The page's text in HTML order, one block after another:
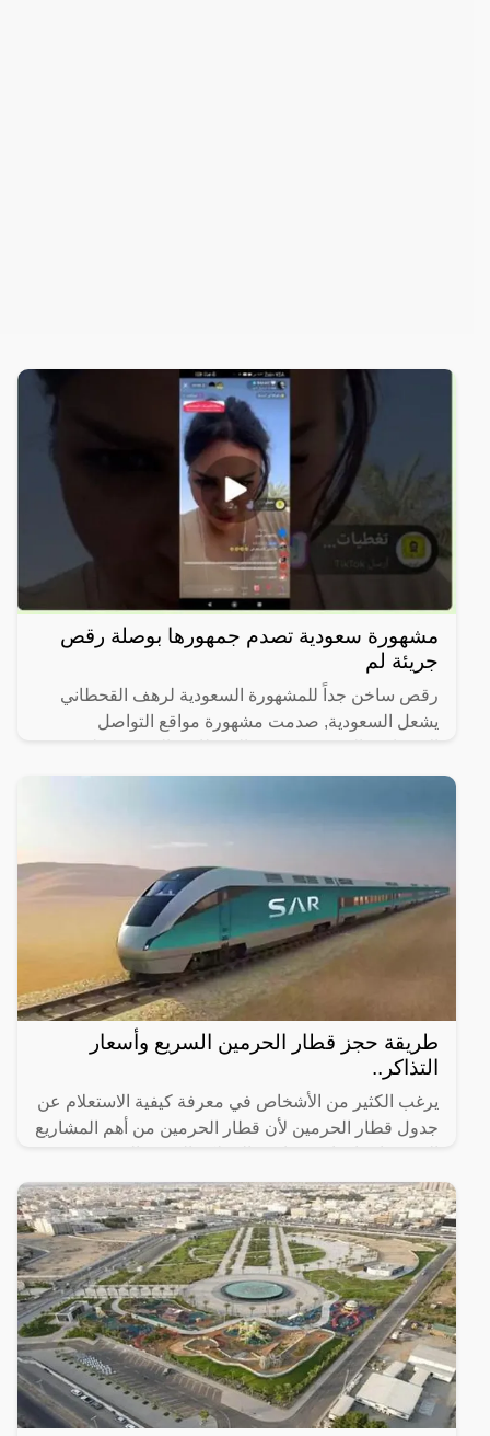
مشهورة سعودية تصدم جمهورها بوصلة رقص
جريئة لم
رقص ساخن جداً للمشهورة السعودية لرهف القحطاني
يشعل السعودية, صدمت مشهورة مواقع التواصل
رقصها والميكاج الذي
طريقة حجز قطار الحرمين السريع وأسعار
التذاكر..
يرغب الكثير من الأشخاص في معرفة كيفية الاستعلام عن
جدول قطار الحرمين لأن قطار الحرمين من أهم المشاريع